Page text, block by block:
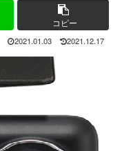
コピー
2021.01.03 2021.12.17